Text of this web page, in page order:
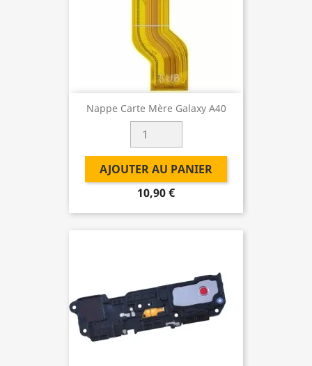
Nappe Carte Mère Galaxy A40
AJOUTER AU PANIER
10,90 €